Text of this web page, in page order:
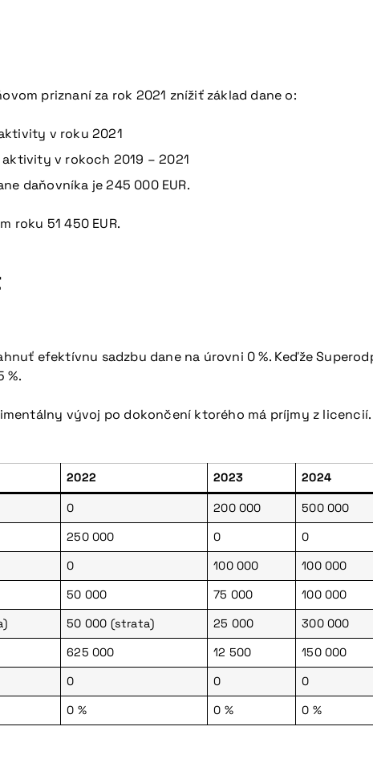
priznaní za rok 2021 znížiť základ dane o:
v roku 2021
v rokoch 2019 – 2021
daňovníka je 245 000 EUR.
roku 51 450 EUR.
efektívnu sadzbu dane na úrovni 0 %. Keďže
%.
vývoj po dokončení ktorého má príjmy z
2022 2023 2024
0 200 000 500 000
250 000 0 0
0 100 000 100 000
50 000 75 000 100 000
50 000 (strata) 25 000 300 000
625 000 12 500 150 000
0 0 0
0 % 0 % 0 %
pripravovanú konferenciu